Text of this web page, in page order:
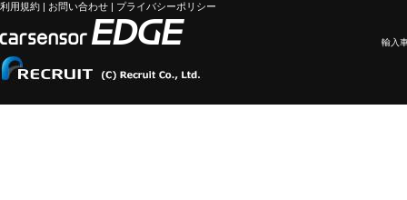
利用規約 | お問い合わせ | プライバシーポリシー
輸入